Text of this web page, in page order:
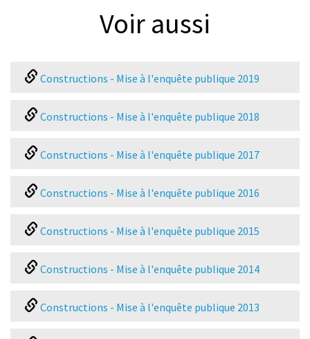
Voir aussi
Constructions - Mise à l'enquête publique 2019
Constructions - Mise à l'enquête publique 2018
Constructions - Mise à l'enquête publique 2017
Constructions - Mise à l'enquête publique 2016
Constructions - Mise à l'enquête publique 2015
Constructions - Mise à l'enquête publique 2014
Constructions - Mise à l'enquête publique 2013